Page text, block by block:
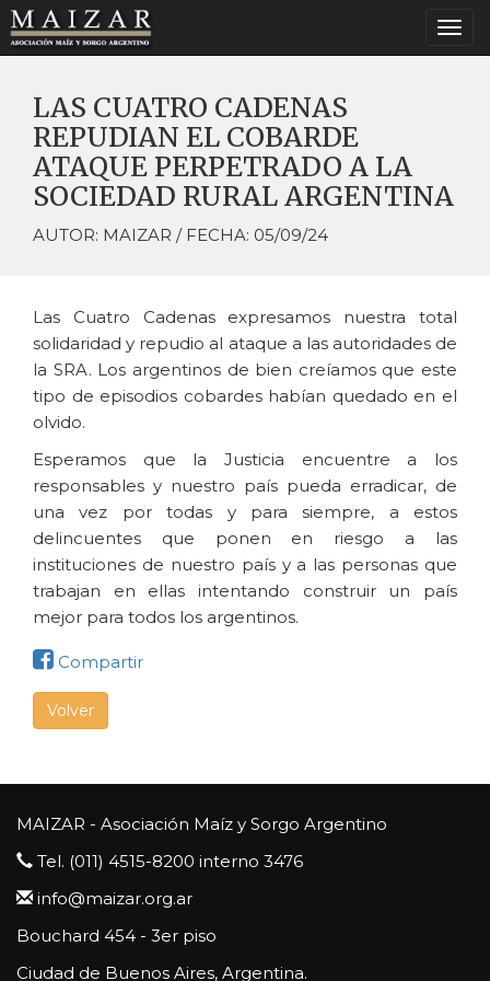
LAS CUATRO CADENAS
REPUDIAN EL COBARDE
ATAQUE PERPETRADO A LA
SOCIEDAD RURAL ARGENTINA
AUTOR: MAIZAR / FECHA: 05/09/24
Las Cuatro Cadenas expresamos nuestra total
solidaridad y repudio al ataque a las autoridades de
la SRA. Los argentinos de bien creíamos que este
tipo de episodios cobardes habían quedado en el
olvido.
Esperamos que la Justicia encuentre a los
responsables y nuestro país pueda erradicar, de
una vez por todas y para siempre, a estos
delincuentes que ponen en riesgo a las
instituciones de nuestro país y a las personas que
trabajan en ellas intentando construir un país
mejor para todos los argentinos.
Compartir
Volver
MAIZAR - Asociación Maíz y Sorgo Argentino
Tel. (011) 4515-8200 interno 3476
info@maizar.org.ar
Bouchard 454 - 3er piso
Ciudad de Buenos Aires, Argentina.